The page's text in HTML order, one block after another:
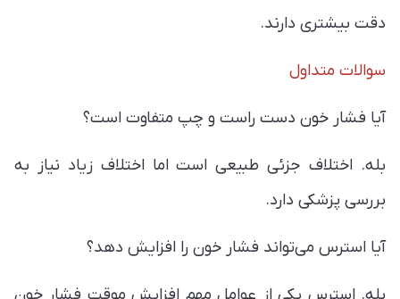
دقت بیشتری دارند.
سوالات متداول
آیا فشار خون دست راست و چپ متفاوت است؟
بله. اختلاف جزئی طبیعی است اما اختلاف زیاد نیاز به
بررسی پزشکی دارد.
آیا استرس می‌تواند فشار خون را افزایش دهد؟